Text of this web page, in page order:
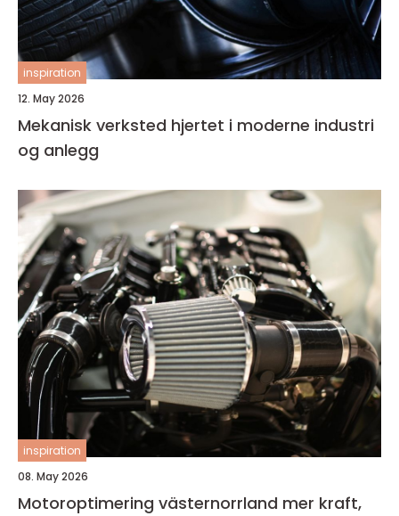
inspiration
12. May 2026
Mekanisk verksted hjertet i moderne industri
og anlegg
inspiration
08. May 2026
Motoroptimering västernorrland mer kraft,